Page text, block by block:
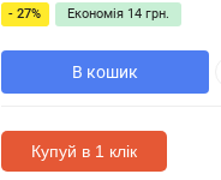
- 27% Економія 14 грн.
В кошик
Купуй в 1 клік